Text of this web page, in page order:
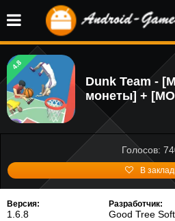
4.8
Dunk Team -
монеты] +
Голосов:
В
Версия:
1.6.8
Разработчик:
Good Tree Soft